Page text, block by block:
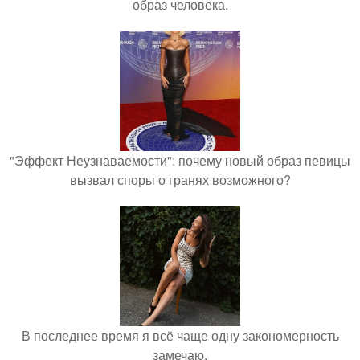
образ человека.
"Эффект Неузнаваемости": почему новый образ певицы
вызвал споры о гранях возможного?
В последнее время я всё чаще одну закономерность
замечаю.